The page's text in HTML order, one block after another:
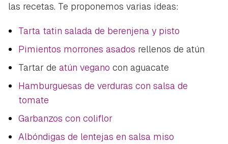
las recetas. Te proponemos varias ideas:
Tarta tatin salada de berenjena y pisto
Pimientos morrones asados rellenos de atún
Tartar de atún vegano con aguacate
Hamburguesas de verduras con salsa de
tomate
Garbanzos con coliflor
Albóndigas de lentejas en salsa miso